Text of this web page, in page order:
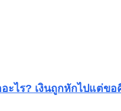
ไร? เงินถูกหักไปแต่ขอ